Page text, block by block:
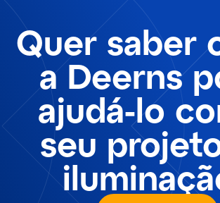
Quer saber
a Deerns
ajudá-lo
seu